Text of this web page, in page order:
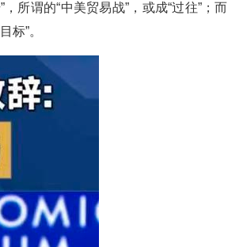
所谓的“中美贸易战”，或成“过往”；而
标”。